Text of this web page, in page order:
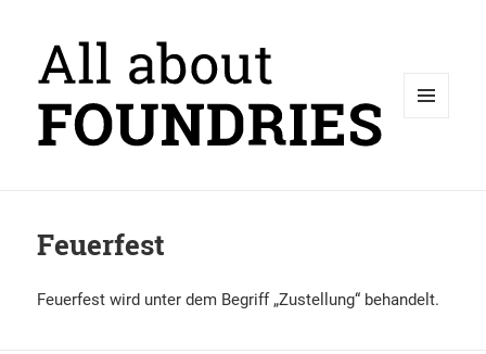
Feuerfest
Feuerfest wird unter dem Begriff „Zustellung“ behandelt.